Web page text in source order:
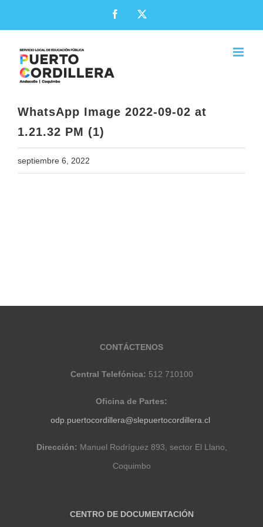
Facebook
WhatsApp Image 2022-09-02 at
1.21.32 PM (1)
septiembre 6, 2022
CONTÁCTENOS
Central Telefónica: 512 710100
Oficina de Partes:
odp.puertocordillera@slepuertocordillera.cl
Dirección: Manuel Rodríguez 893, sector El Llano,
Coquimbo
CENTRO DE DOCUMENTACIÓN